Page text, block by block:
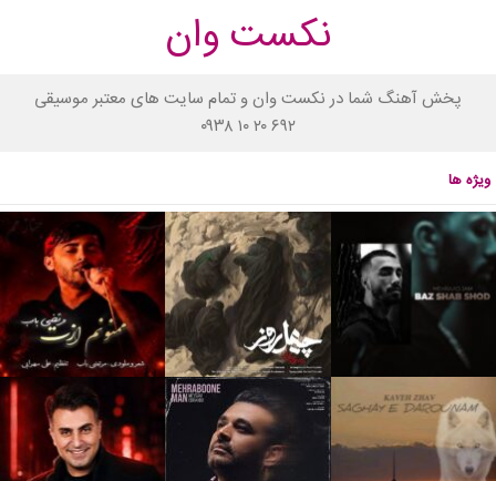
نکست وان
پخش آهنگ شما در نکست وان و تمام سایت های معتبر موسیقی
۰۹۳۸ ۱۰ ۲۰ ۶۹۲
ویژه ها